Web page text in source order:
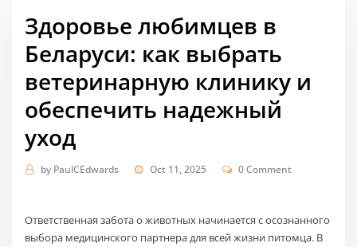
Здоровье любимцев в
Беларуси: как выбрать
ветеринарную клинику и
обеспечить надежный
уход
by PaulCEdwards Oct 11, 2025 0 Comment
Ответственная забота о животных начинается с осознанного
выбора медицинского партнера для всей жизни питомца. В